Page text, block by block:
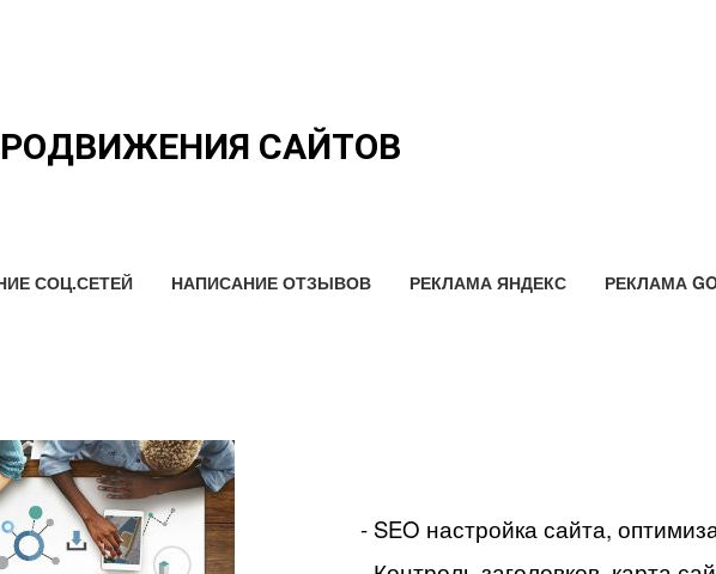
САЙТОВ
СОЦ.СЕТЕЙ НАПИСАНИЕ ОТЗЫВОВ РЕКЛАМА ЯНДЕКС РЕКЛАМА
- SEO настройка сайта,